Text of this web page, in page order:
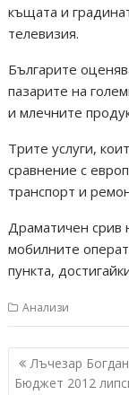
къщата и
телевизия.
Българите
пазарите на
и млечните
Трите услуги,
сравнение с
транспорт и
Драматичен срив
мобилните
пункта,
Анализи
Навигация
Лъчезар
Бюджет 2012